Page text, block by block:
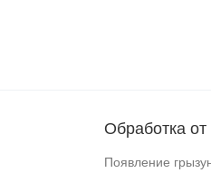
Обработка от
Появление